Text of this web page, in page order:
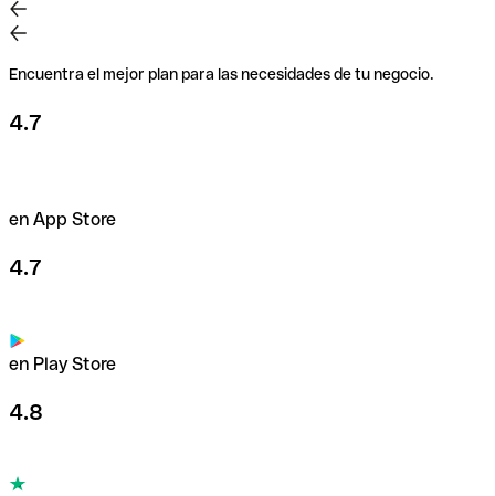
Encuentra el mejor plan para las necesidades de tu negocio.
4.7
en App Store
4.7
en Play Store
4.8